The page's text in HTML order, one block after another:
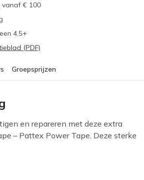
vanaf € 100
4,5+
(PDF)
Groepsprijzen
en repareren met deze extra
– Pattex Power Tape. Deze sterke